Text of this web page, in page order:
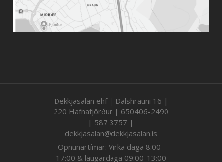
Dekkjasalan ehf | Dalshrauni 16 |
220 Hafnafjörður | 650406-2490
| 587 3757 |
dekkjasalan@dekkjasalan.is
Opnunartímar: Virka daga 8:00-
17:00 & laugardaga 09:00-13:00